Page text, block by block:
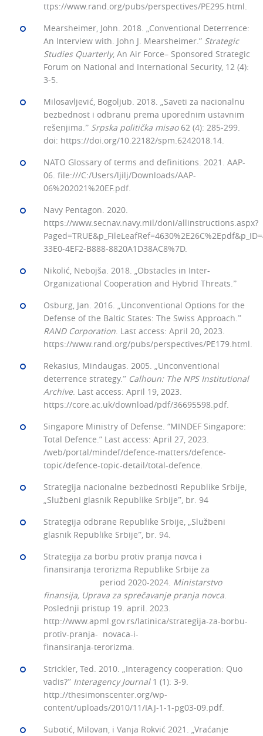
ttps://www.rand.org/pubs/perspectives/PE295.html.
Mearsheimer, John. 2018. „Conventional Deterrence:
An Interview with. John J. Mearsheimer.” Strategic
Studies Quarterly, An Air Force– Sponsored Strategic
Forum on National and International Security, 12 (4):
3‒5.
Milosavljević, Bogoljub. 2018. „Saveti za nacionalnu
bezbednost i odbranu prema uporednim ustavnim
rešenjima.ˮ Srpska politička misao62 (4): 285‒299.
doi: https://doi.org/10.22182/spm.6242018.14.
NATO Glossary of terms and definitions. 2021. AAP-
06. file:///C:/Users/ljilj/Downloads/AAP-
06%202021%20EF.pdf.
Navy Pentagon. 2020.
https://www.secnav.navy.mil/doni/allinstructions.aspx?
33E0-4EF2-B888-8820A1D38AC8%7D.
Nikolić, Nebojša. 2018. „Obstacles in Inter-
Organizational Cooperation and Hybrid Threats.ˮ
Osburg, Jan. 2016. „Unconventional Options for the
Defense of the Baltic States: The Swiss Approach.ˮ
RANDCorporation. Last access: April 20, 2023.
https://www.rand.org/pubs/perspectives/PE179.html.
Rekasius, Mindaugas. 2005. „Unconventional
deterrence strategy.ˮ Calhoun: The NPS Institutional
Archive. Last access: April 19, 2023.
https://core.ac.uk/download/pdf/36695598.pdf.
Singapore Ministry of Defense. “MINDEF Singapore:
Total Defence.” Last access: April 27, 2023.
/web/portal/mindef/defence-matters/defence-
topic/defence-topic-detail/total-defence.
Strategija nacionalne bezbednosti Republike Srbije,
„Službeni glasnik Republike Srbijeˮ, br. 94
Strategija odbrane Republike Srbije, „Službeni
glasnik Republike Srbijeˮ, br. 94.
Strategija za borbu protiv pranja novca i
finansiranja terorizma Republike Srbije za
period 2020-2024. Ministarstvo
finansija, Uprava za sprečavanje pranja novca.
Poslednji pristup 19. april. 2023.
http://www.apml.gov.rs/latinica/strategija-za-borbu-
protiv-pranja- novaca-i-
finansiranja-terorizma.
Strickler, Ted. 2010. „Interagency cooperation: Quo
vadis?ˮ Interagency Journal1 (1): 3‒9.
http://thesimonscenter.org/wp-
content/uploads/2010/11/IAJ-1-1-pg03-09.pdf.
Subotić, Milovan, i Vanja Rokvić 2021. „Vraćanje